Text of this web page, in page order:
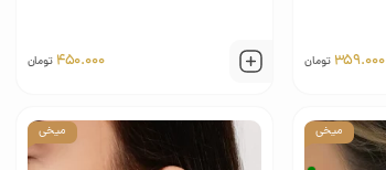
359.000 تومان 450.000 تومان
میخی میخی